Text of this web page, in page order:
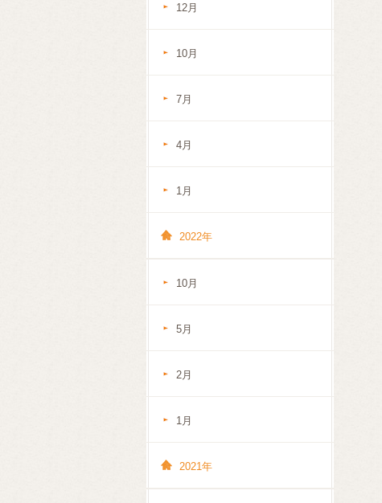
12月
10月
7月
4月
1月
2022年
10月
5月
2月
1月
2021年